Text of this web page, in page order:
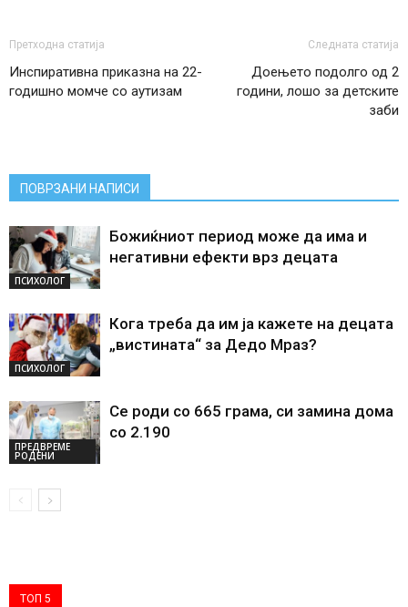
Претходна статија
Инспиративна приказна на 22-
годишно момче со аутизам
Следната статија
Доењето подолго од 2
години, лошо за детските
заби
ПОВРЗАНИ НАПИСИ
ПСИХОЛОГ
Божиќниот период може да има и
негативни ефекти врз децата
ПСИХОЛОГ
Кога треба да им ја кажете на децата
„вистината“ за Дедо Мраз?
ПРЕДВРЕМЕ
РОДЕНИ
Се роди со 665 грама, си замина дома
со 2.190
ТОП 5